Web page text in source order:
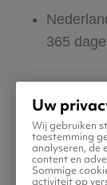
365
Boek
in
Uw
Wij gebruiken
toestemming
analyseren, de
content en
Sommige
activiteit op